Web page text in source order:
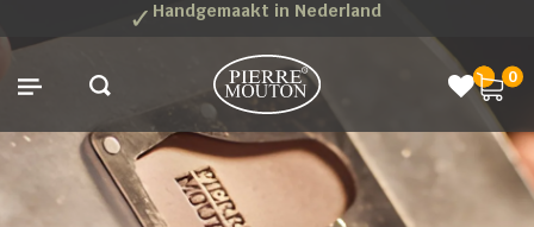
✓ Handgemaakt in Nederland
0